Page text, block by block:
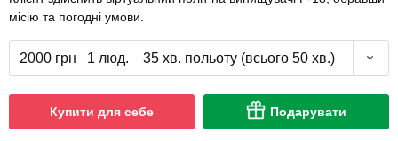
місію та погодні умови.
2000 грн 1 люд. 35 хв. польоту (всього 50 хв.)
Купити для себе Подарувати